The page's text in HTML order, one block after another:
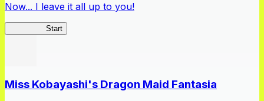
Now... I leave it all up to you!
Start
Miss Kobayashi's Dragon Maid Fantasia